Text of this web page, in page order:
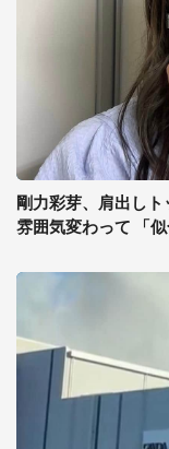
剛力彩芽、肩出し
雰囲気変わって 「